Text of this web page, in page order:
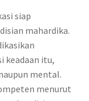
siap
mahardika.
keadaan itu,
mental.
menurut